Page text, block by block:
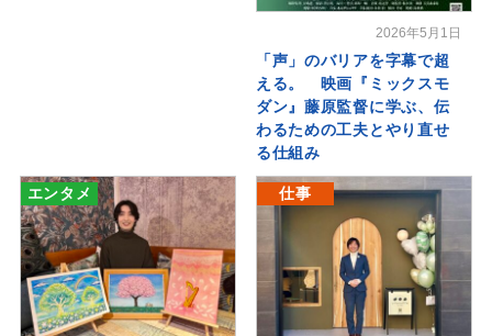
2026年5月1日
「声」のバリアを字幕で超
える。 映画『ミックスモ
ダン』藤原監督に学ぶ、伝
わるための工夫とやり直せ
る仕組み
エンタメ 仕事